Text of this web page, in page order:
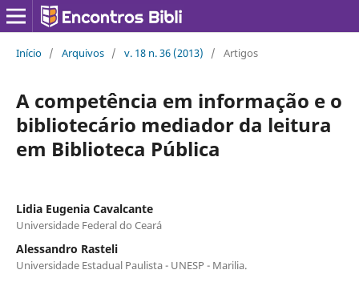
Início / Arquivos / v. 18 n. 36 (2013) / Artigos
A competência em informação e o
bibliotecário mediador da leitura
em Biblioteca Pública
Lidia Eugenia Cavalcante
Universidade Federal do Ceará
Alessandro Rasteli
Universidade Estadual Paulista - UNESP - Marilia.